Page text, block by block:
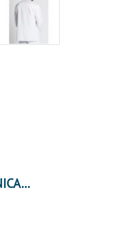
FICHA TÉCNICA